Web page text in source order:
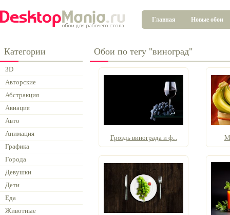
Главная Новые обои
Категории
3D
Авторские
Абстракция
Авиация
Авто
Анимация
Графика
Города
Девушки
Дети
Еда
Животные
Обои по тегу "виноград"
Гроздь винограда и ф...